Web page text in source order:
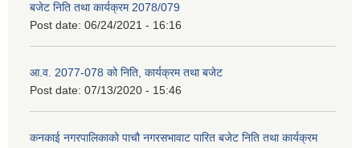
बजेट निति तथा कार्यक्रम 2078/079
Post date: 06/24/2021 - 16:16
आ.व. 2077-078 को निति, कार्यक्रम तथा बजेट
Post date: 07/13/2020 - 15:46
कनकाई नगरपालिकाको पाचौ नगरसभावाट पारित बजेट निति तथा कार्यक्रम